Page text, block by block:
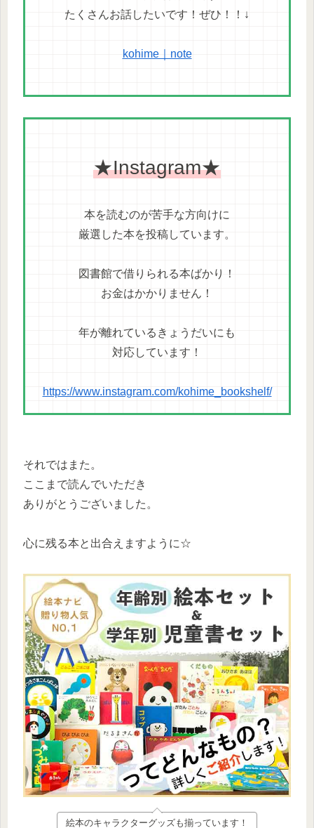
たくさんお話したいです！ぜひ！！↓
kohime｜note
★Instagram★
本を読むのが苦手な方向けに
厳選した本を投稿しています。
図書館で借りられる本ばかり！
お金はかかりません！
年が離れているきょうだいにも
対応しています！
https://www.instagram.com/kohime_bookshelf/
それではまた。
ここまで読んでいただき
ありがとうございました。
心に残る本と出合えますように☆
絵本のキャラクターグッズも揃っています！